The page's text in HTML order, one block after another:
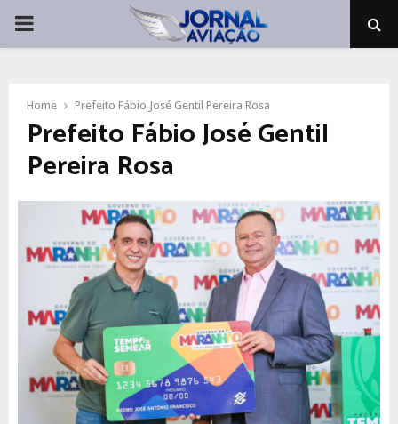
PRIMARY
Home Prefeito Fábio José Gentil Pereira Rosa
Prefeito Fábio José Gentil
Pereira Rosa